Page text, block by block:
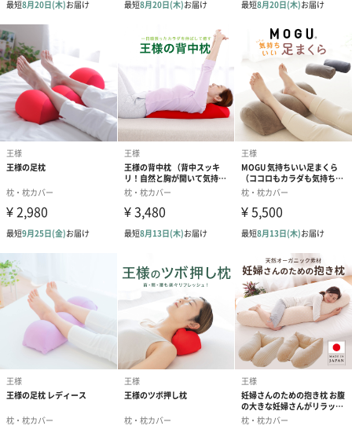
なめらかで柔らかい質感
シルクは他の繊維に比べ、細く柔らかい形状です。肌に触れると
きの摩擦が少なく、低刺激だから快適な肌触りです。その上、髪
がからまりにくいというメリットもあります。
髪同様に肌にも優しい
シルクは吸湿性と通気性抜群！頭部に篭った熱を効率よく発散す
肌に近い成分でできている
シルクはタンパク質やアミノ酸から成るポリペプチドという成分
などからできています。肌と近い組織を持っているため、どなた
でもお使いいただけます。